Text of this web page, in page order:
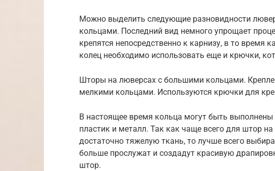
Можно выделить следующие разновидности
кольцами. Последний вид немного упрощает
крепятся непосредственно к карнизу, в то время
колец необходимо использовать еще и крючки,
Шторы на люверсах с большими кольцами.
мелкими кольцами. Используются крючки для
В настоящее время кольца могут быть
пластик и металл. Так как чаще всего для штор
достаточно тяжелую ткань, то лучше всего
больше прослужат и создадут красивую
штор.